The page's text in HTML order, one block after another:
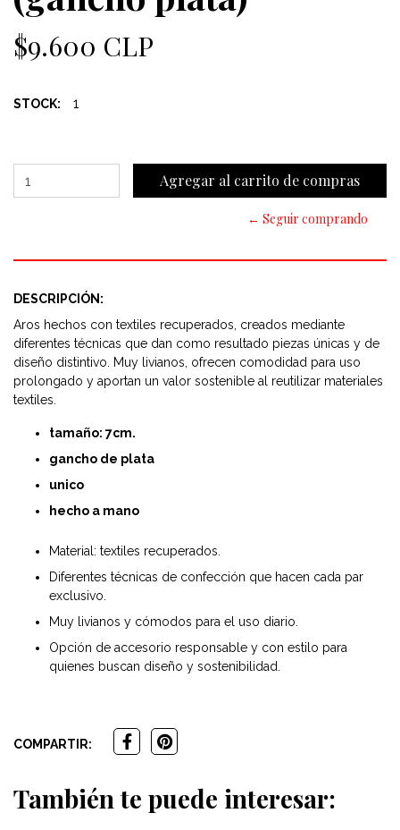
$9.600 CLP
STOCK: 1
← Seguir comprando
DESCRIPCIÓN:
Aros hechos con textiles recuperados, creados mediante
diferentes técnicas que dan como resultado piezas únicas y de
diseño distintivo. Muy livianos, ofrecen comodidad para uso
prolongado y aportan un valor sostenible al reutilizar materiales
textiles.
tamaño: 7cm.
gancho de plata
unico
hecho a mano
Material: textiles recuperados.
Diferentes técnicas de confección que hacen cada par
exclusivo.
Muy livianos y cómodos para el uso diario.
Opción de accesorio responsable y con estilo para
quienes buscan diseño y sostenibilidad.
COMPARTIR:
También te puede interesar: